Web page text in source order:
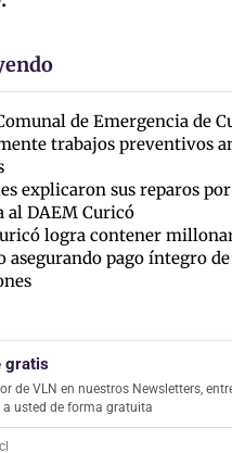
de Emergencia de
trabajos preventivos
explicaron sus reparos
al DAEM Curicó
logra contener
asegurando pago íntegro
gratis
de VLN en nuestros Newsletters,
usted de forma gratuita